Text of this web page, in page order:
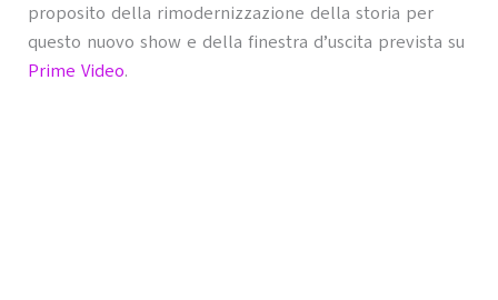
proposito della rimodernizzazione della storia per
questo nuovo show e della finestra d’uscita prevista su
Prime Video.